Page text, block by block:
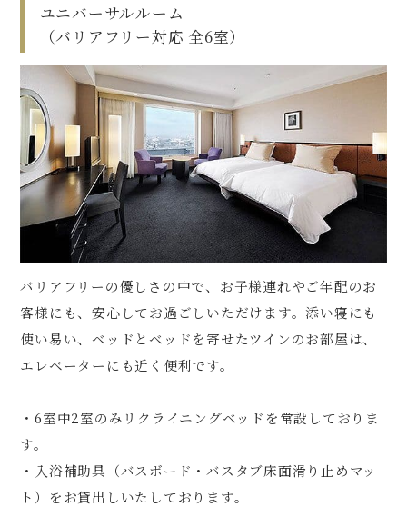
ユニバーサルルーム
（バリアフリー対応 全6室）
バリアフリーの優しさの中で、お子様連れやご年配のお
客様にも、安心してお過ごしいただけます。添い寝にも
使い易い、ベッドとベッドを寄せたツインのお部屋は、
エレベーターにも近く便利です。
・6室中2室のみリクライニングベッドを常設しておりま
す。
・入浴補助具（バスボード・バスタブ床面滑り止めマッ
ト）をお貸出しいたしております。